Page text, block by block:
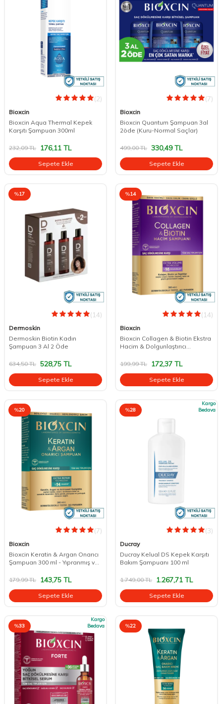
(2)
Bioxcin
Bioxcin Aqua Thermal Kepek
Karşıtı Şampuan 300ml
232,09TL 176,11 TL
Sepete Ekle
(7)
Bioxcin
Bioxcin Quantum Şampuan 3al
2öde (Kuru-Normal Saçlar)
499,00TL 330,49TL
Sepete Ekle
%17
(14)
Dermoskin
Dermoskin Biotin Kadın
Şampuan 3 Al 2 Öde
634,50TL 528,75 TL
Sepete Ekle
%14
(14)
Bioxcin
Bioxcin Collagen & Biotin Ekstra
Hacim & Dolgunlaştırıcı
199,99TL 172,37 TL
Sepete Ekle
%20
(7)
Bioxcin
Bioxcin Keratin & Argan Onarıcı
Şampuan 300 ml - Yıpranmış ve
179,99TL 143,75 TL
Sepete Ekle
%28
Kargo
Bedava
(3)
Ducray
Ducray Kelual DS Kepek Karşıtı
Bakım Şampuanı 100 ml
1.749,00TL 1.267,71 TL
Sepete Ekle
%33
Kargo
Bedava
%22